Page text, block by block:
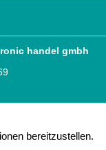
bereitzustellen.
handel gmbh